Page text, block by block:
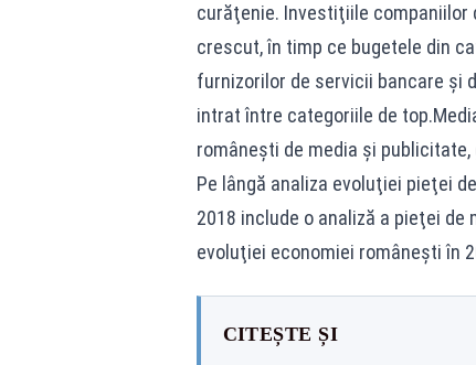
curăţenie. Investiţiile
crescut, în timp ce bugetele din
furnizorilor de servicii bancare şi
intrat între categoriile de
româneşti de media şi
Pe lângă analiza evoluţiei pieţei
2018 include o analiză a pieţei de
evoluţiei economiei româneşti în
CITEȘTE ȘI